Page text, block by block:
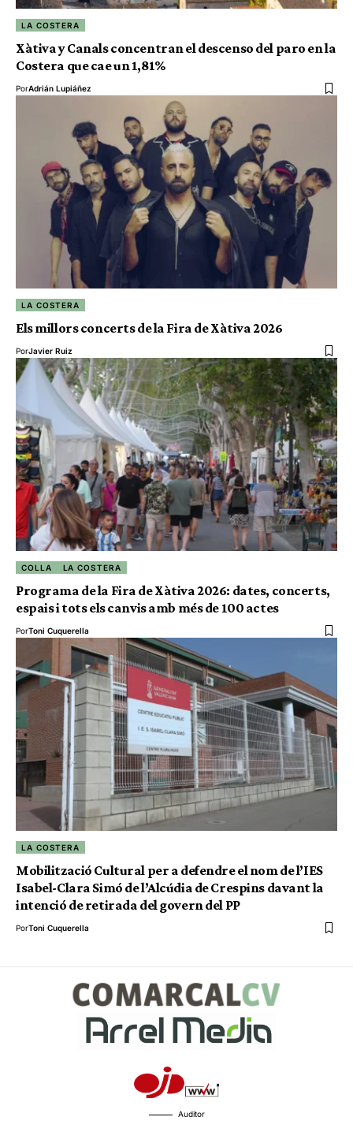
LA COSTERA
Xàtiva y Canals concentran el descenso del paro en la
Costera que cae un 1,81%
PorAdrián Lupiáñez
LA COSTERA
Els millors concerts de la Fira de Xàtiva 2026
PorJavier Ruiz
COLLA LA COSTERA
Programa de la Fira de Xàtiva 2026: dates, concerts,
espais i tots els canvis amb més de 100 actes
PorToni Cuquerella
LA COSTERA
Mobilització Cultural per a defendre el nom de l’IES
Isabel-Clara Simó de l’Alcúdia de Crespins davant la
intenció de retirada del govern del PP
PorToni Cuquerella
Auditor